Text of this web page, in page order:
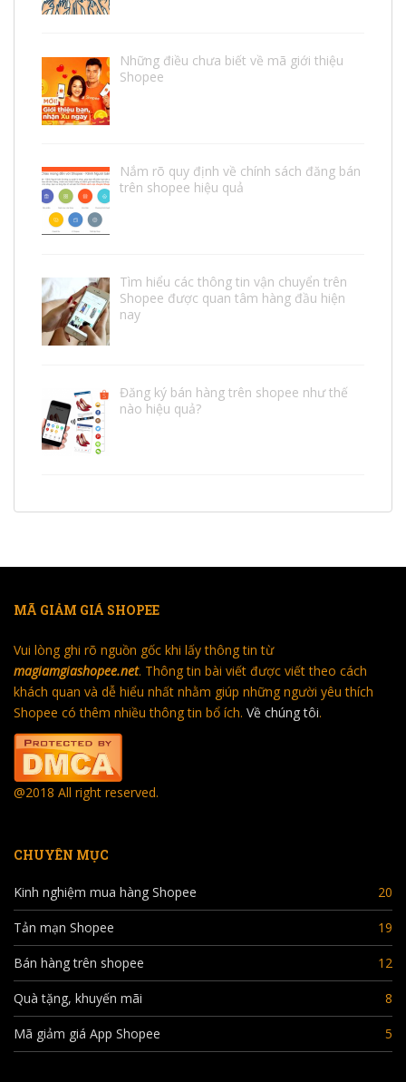
Những điều chưa biết về mã giới thiệu
Shopee
Nắm rõ quy định về chính sách đăng bán
trên shopee hiệu quả
Tìm hiểu các thông tin vận chuyển trên
Shopee được quan tâm hàng đầu hiện
nay
Đăng ký bán hàng trên shopee như thế
nào hiệu quả?
MÃ GIẢM GIÁ SHOPEE
Vui lòng ghi rõ nguồn gốc khi lấy thông tin từ
magiamgiashopee.net. Thông tin bài viết được viết theo cách
khách quan và dễ hiểu nhất nhằm giúp những người yêu thích
Shopee có thêm nhiều thông tin bổ ích. Về chúng tôi.
@2018 All right reserved.
CHUYÊN MỤC
Kinh nghiệm mua hàng Shopee 20
Tản mạn Shopee 19
Bán hàng trên shopee 12
Quà tặng, khuyến mãi 8
Mã giảm giá App Shopee 5